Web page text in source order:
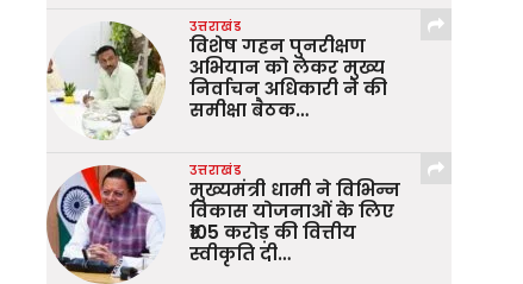
उत्तराखंड
विशेष गहन पुनरीक्षण
अभियान को लेकर मुख्य
निर्वाचन अधिकारी ने की
समीक्षा बैठक…
उत्तराखंड
मुख्यमंत्री धामी ने विभिन्न
विकास योजनाओं के लिए
₹105 करोड़ की वित्तीय
स्वीकृति दी…